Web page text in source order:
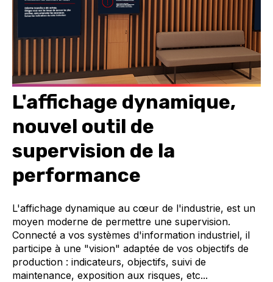
L'affichage dynamique,
nouvel outil de
supervision de la
performance
L'affichage dynamique au cœur de l'industrie, est un
moyen moderne de permettre une supervision.
Connecté a vos systèmes d'information industriel, il
participe à une "vision" adaptée de vos objectifs de
production : indicateurs, objectifs, suivi de
maintenance, exposition aux risques, etc...